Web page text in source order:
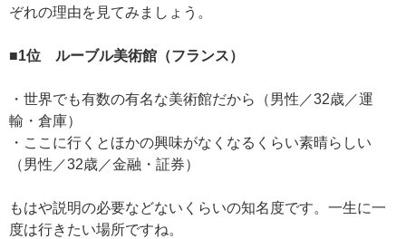
ぞれの理由を見てみましょう。
■1位 ルーブル美術館（フランス）
・世界でも有数の有名な美術館だから（男性／32歳／運
輸・倉庫）
・ここに行くとほかの興味がなくなるくらい素晴らしい
（男性／32歳／金融・証券）
もはや説明の必要などないくらいの知名度です。一生に一
度は行きたい場所ですね。